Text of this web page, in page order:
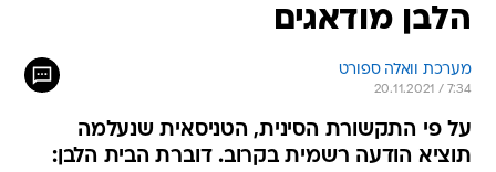
הלבן מודאגים
מערכת וואלה ספורט
20.11.2021 / 7:34
על פי התקשורת הסינית, הטניסאית שנעלמה
תוציא הודעה רשמית בקרוב. דוברת הבית הלבן: